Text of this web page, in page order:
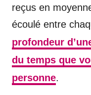
reçus en
écoulé entre
profondeur
du temps que
personne.